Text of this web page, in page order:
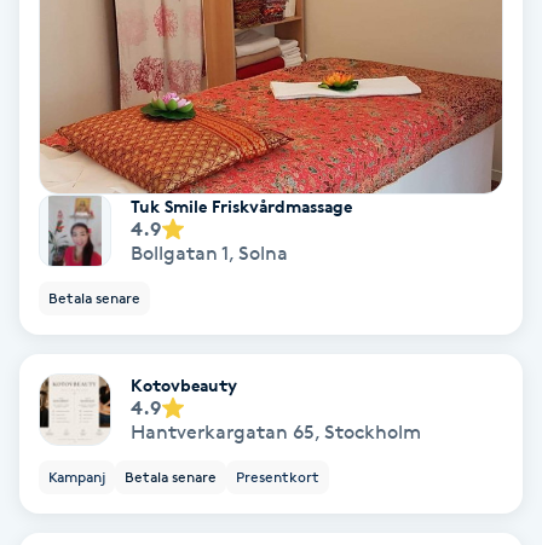
Ryggmassage
Samtalsterapi
Senioryoga
Sjukgymnastik
Skalpmassage
Tuk Smile Friskvårdmassage
4.9
Bollgatan 1, Solna
Betala senare
Kotovbeauty
4.9
Hantverkargatan 65, Stockholm
Kampanj Betala senare Presentkort